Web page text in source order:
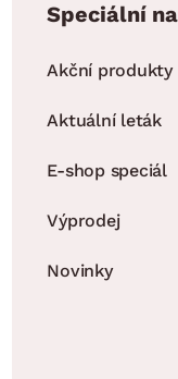
Speciální
Akční produkty
Aktuální leták
E-shop speciál
Výprodej
Novinky